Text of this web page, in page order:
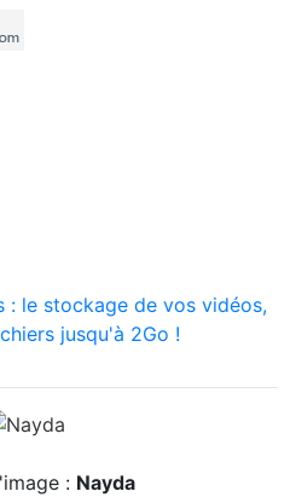
: le stockage de vos vidéos,
jusqu'à 2Go !
: Nayda